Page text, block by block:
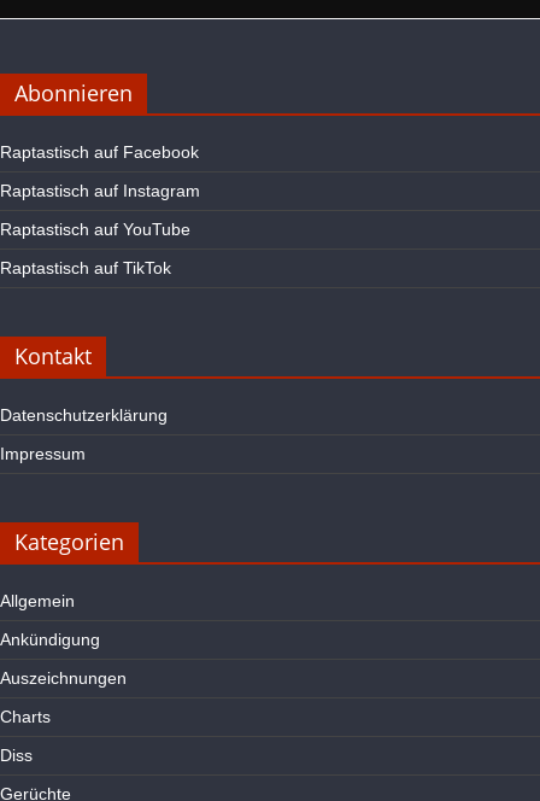
Abonnieren
Raptastisch auf Facebook
Raptastisch auf Instagram
Raptastisch auf YouTube
Raptastisch auf TikTok
Kontakt
Datenschutzerklärung
Impressum
Kategorien
Allgemein
Ankündigung
Auszeichnungen
Charts
Diss
Gerüchte